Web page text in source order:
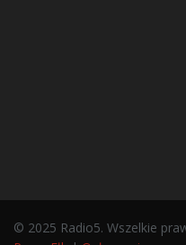
© 2025 Radio5. Wszelkie